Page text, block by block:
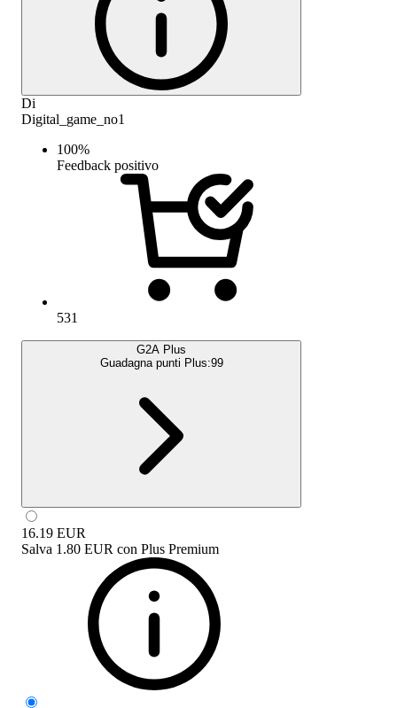
Di
Digital_game_no1
100%
Feedback positivo
531
G2A Plus
Guadagna punti Plus:99
16.19 EUR
Salva 1.80 EUR con Plus Premium